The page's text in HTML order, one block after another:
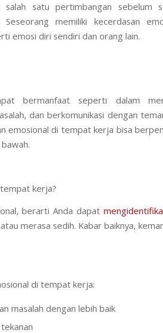
satu pertimbangan sebelum
memiliki kecerdasan
emosi diri sendiri dan orang lain.
bermanfaat seperti dalam
dan berkomunikasi dengan
emosional di tempat kerja bisa
kerja?
berarti Anda dapat
merasa sedih. Kabar baiknya,
di tempat kerja:
masalah dengan lebih baik